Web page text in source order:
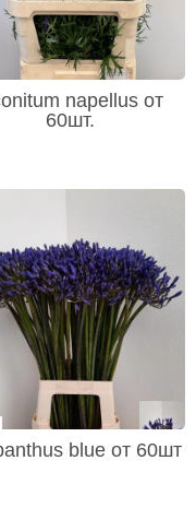
napellus от
60шт.
blue от 60шт